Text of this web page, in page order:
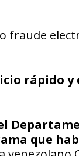
fraude
rápido y
que